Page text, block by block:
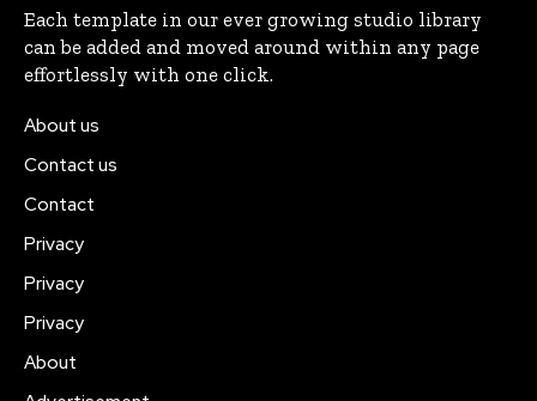
Each template in our ever growing studio library
can be added and moved around within any page
effortlessly with one click.
About us
Contact us
Contact
Privacy
Privacy
Privacy
About